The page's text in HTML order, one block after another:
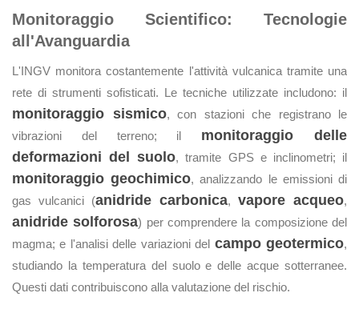
Monitoraggio Scientifico: Tecnologie
all'Avanguardia
L'INGV monitora costantemente l'attività vulcanica tramite una
rete di strumenti sofisticati. Le tecniche utilizzate includono: il
monitoraggio sismico, con stazioni che registrano le
vibrazioni del terreno; il monitoraggio delle
deformazioni del suolo, tramite GPS e inclinometri; il
monitoraggio geochimico, analizzando le emissioni di
gas vulcanici (anidride carbonica, vapore acqueo,
anidride solforosa) per comprendere la composizione del
magma; e l'analisi delle variazioni del campo geotermico,
studiando la temperatura del suolo e delle acque sotterranee.
Questi dati contribuiscono alla valutazione del rischio.